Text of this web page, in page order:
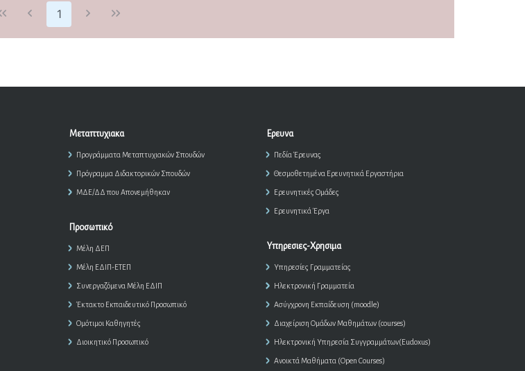
1
Μεταπτυχιακα
Προγράμματα Μεταπτυχιακών Σπουδών
Πρόγραμμα Διδακτορικών Σπουδών
ΜΔΕ/ΔΔ που Απονεμήθηκαν
Προσωπικό
Μέλη ΔΕΠ
Μέλη ΕΔΙΠ-ΕΤΕΠ
Συνεργαζόμενα Μέλη ΕΔΙΠ
Έκτακτο Εκπαιδευτικό Προσωπικό
Ομότιμοι Καθηγητές
Διοικητικό Προσωπικό
Ερευνα
Πεδία Έρευνας
Θεσμοθετημένα Ερευνητικά Εργαστήρια
Ερευνητικές Ομάδες
Ερευνητικά Έργα
Υπηρεσιες-Χρησιμα
Υπηρεσίες Γραμματείας
Ηλεκτρονική Γραμματεία
Ασύγχρονη Εκπαίδευση (moodle)
Διαχείριση Ομάδων Μαθημάτων (courses)
Ηλεκτρονική Υπηρεσία Συγγραμμάτων(Eudoxus)
Ανοικτά Μαθήματα (Open Courses)